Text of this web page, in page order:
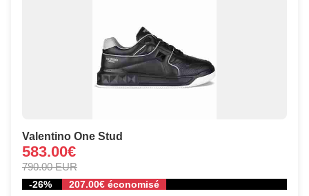
Valentino One Stud
583.00€
790.00 EUR
-26% 207.00€ économisé